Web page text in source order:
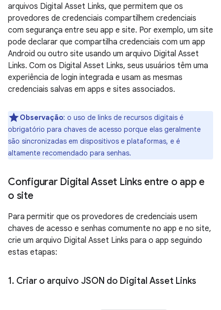
arquivos Digital Asset Links, que permitem que os
provedores de credenciais compartilhem credenciais
com segurança entre seu app e site. Por exemplo, um site
pode declarar que compartilha credenciais com um app
Android ou outro site usando um arquivo Digital Asset
Links. Com os Digital Asset Links, seus usuários têm uma
experiência de login integrada e usam as mesmas
credenciais salvas em apps e sites associados.
Observação: o uso de links de recursos digitais é
obrigatório para chaves de acesso porque elas geralmente
são sincronizadas em dispositivos e plataformas, e é
altamente recomendado para senhas.
Configurar Digital Asset Links entre o app e
o site
Para permitir que os provedores de credenciais usem
chaves de acesso e senhas comumente no app e no site,
crie um arquivo Digital Asset Links para o app seguindo
estas etapas:
1. Criar o arquivo JSON do Digital Asset Links